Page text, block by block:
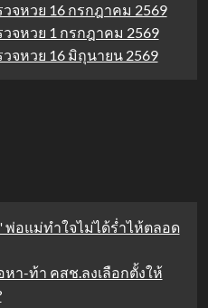
จหวย 16 กรกฎาคม 2569
จหวย 1 กรกฎาคม 2569
จหวย 16 มิถุนายน 2569
พ่อแม่ทำใจไม่ได้ร่ำไห้ตลอด
า-ท้า คสช.ลงเลือกตั้งให้